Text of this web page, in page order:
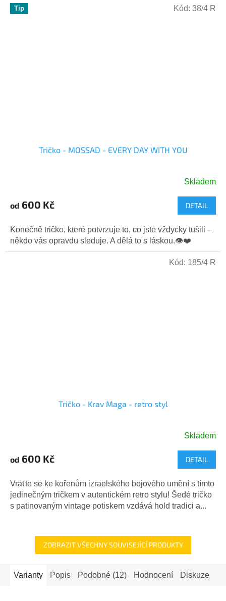
Tip
Tričko - MOSSAD - EVERY DAY WITH YOU
produktu
5,0
z
5
Skladem
od 600 Kč DETAIL
Konečně tričko, které potvrzuje to, co jste vždycky tušili –
někdo vás opravdu sleduje. A dělá to s láskou.👁️❤️
Kód: 38/4 R
Tričko - Krav Maga - retro styl
Skladem
od 600 Kč DETAIL
Vraťte se ke kořenům izraelského bojového umění s tímto
jedinečným tričkem v autentickém retro stylu! Šedé tričko
s patinovaným vintage potiskem vzdává hold tradici a...
Kód: 185/4 R
ZOBRAZIT VŠECHNY SOUVISEJÍCÍ PRODUKTY
Varianty Popis Podobné (12) Hodnocení Diskuze